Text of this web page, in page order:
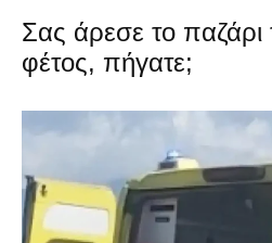
Σας άρεσε το παζάρι
φέτος, πήγατε;